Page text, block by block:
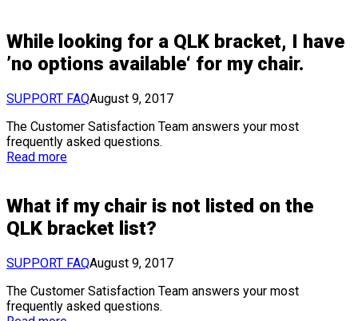
While looking for a QLK bracket, I have
’no options available‘ for my chair.
SUPPORT FAQAugust 9, 2017
The Customer Satisfaction Team answers your most
frequently asked questions.
Read more
What if my chair is not listed on the
QLK bracket list?
SUPPORT FAQAugust 9, 2017
The Customer Satisfaction Team answers your most
frequently asked questions.